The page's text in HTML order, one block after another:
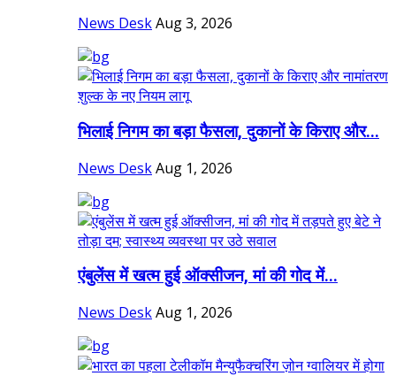
News DeskAug 3, 2026
भिलाई निगम का बड़ा फैसला, दुकानों के किराए और...
News DeskAug 1, 2026
एंबुलेंस में खत्म हुई ऑक्सीजन, मां की गोद में...
News DeskAug 1, 2026